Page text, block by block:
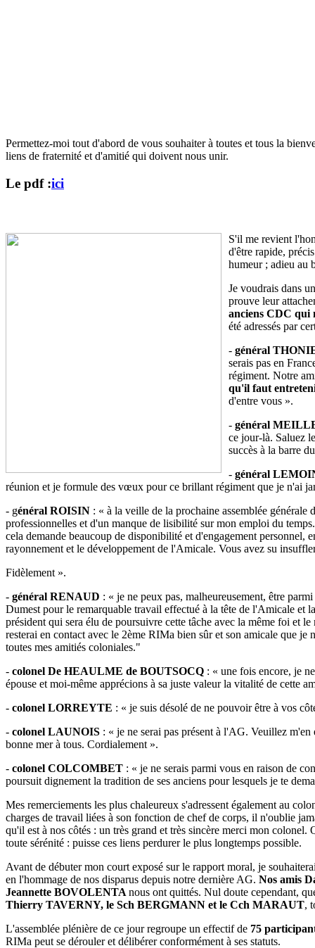
Permettez-moi tout d'abord de vous souhaiter à toutes et tous la
liens de fraternité et d'amitié qui doivent nous unir.
Le pdf :ici
S'il me revient
d'être rapide,
humeur ; adieu au
Je voudrais dans
prouve leur
anciens CDC qui
été adressés par
- général
serais pas en
régiment. Notre
qu'il faut
d'entre vous ».
- général
ce jour-là. Saluez
succès à la barre
- général
réunion et je formule des vœux pour ce brillant régiment que je n'ai
- général ROISIN : « à la veille de la prochaine assemblée
professionnelles et d'un manque de lisibilité sur mon emploi du
cela demande beaucoup de disponibilité et d'engagement personnel,
rayonnement et le développement de l'Amicale. Vous avez su
Fidèlement ».
- général RENAUD : « je ne peux pas, malheureusement, être
Dumest pour le remarquable travail effectué à la tête de l'Amicale et
président qui sera élu de poursuivre cette tâche avec la même foi et
resterai en contact avec le 2ème RIMa bien sûr et son amicale que
toutes mes amitiés coloniales."
- colonel De HEAULME de BOUTSOCQ : « une fois encore, je
épouse et moi-même apprécions à sa juste valeur la vitalité de cette
- colonel LORREYTE : « je suis désolé de ne pouvoir être à vos
- colonel LAUNOIS : « je ne serai pas présent à l'AG. Veuillez
bonne mer à tous. Cordialement ».
- colonel COLCOMBET : « je ne serais parmi vous en raison de
poursuit dignement la tradition de ses anciens pour lesquels je te
Mes remerciements les plus chaleureux s'adressent également au
charges de travail liées à son fonction de chef de corps, il n'oublie
qu'il est à nos côtés : un très grand et très sincère merci mon
toute sérénité : puisse ces liens perdurer le plus longtemps possible.
Avant de débuter mon court exposé sur le rapport moral, je
en l'hommage de nos disparus depuis notre dernière AG. Nos amis
Jeannette BOVOLENTA nous ont quittés. Nul doute cependant,
Thierry TAVERNY, le Sch BERGMANN et le Cch MARAUT,
L'assemblée plénière de ce jour regroupe un effectif de 75
RIMa peut se dérouler et délibérer conformément à ses statuts.